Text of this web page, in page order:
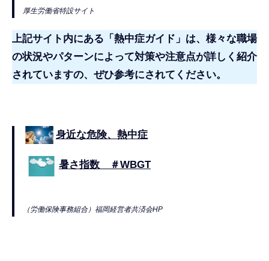
厚生労働省特設サイト
上記サイト内にある「熱中症ガイド」は、様々な職場
の状況やパターンによって対策や注意点が詳しく紹介
されていますの、ぜひ参考にされてください。
身近な危険、熱中症
暑さ指数 ＃WBGT
（労働保険事務組合）福岡経営者共済会HP